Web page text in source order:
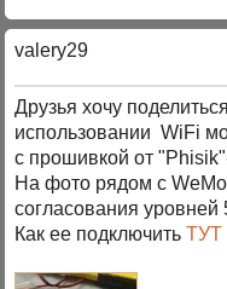
valery29
Друзья хочу
использовании WiFi
с прошивкой от
На фото рядом с
согласования
Как ее подключитьТУТ